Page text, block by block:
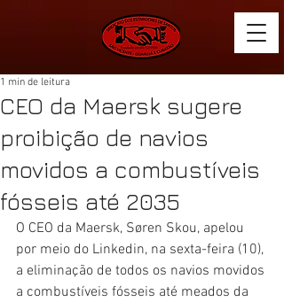
CEO da Maersk sugere
proibição de navios
movidos a combustíveis
fósseis até 2035
1 min de leitura
O CEO da Maersk, Søren Skou, apelou
por meio do Linkedin, na sexta-feira (10),
a eliminação de todos os navios movidos
a combustíveis fósseis até meados da